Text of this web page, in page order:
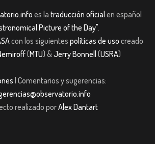
es la traducción oficial en español
Picture of the Day".
con los siguientes políticas de uso creado
(MTU) &Jerry Bonnell (USRA)
| Comentarios y sugerencias:
realizado porAlex Dantart